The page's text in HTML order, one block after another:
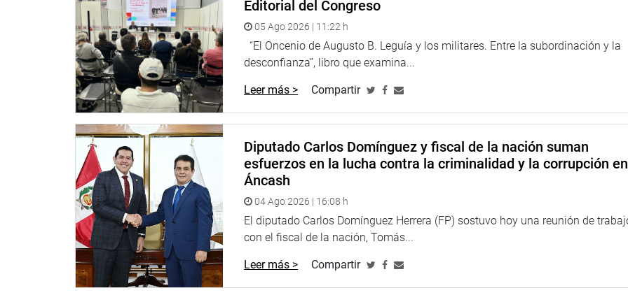
Lima, 15 de diciembre de 2020
DESPACHO CONGRESAL
Editorial del Congreso
05 Ago 2026 | 11:22 h
“El Oncenio de Augusto B. Leguía y los militares. Entre la subordinación y la
desconfianza”, libro que examina...
Leer más > Compartir
Diputado Carlos Domínguez y fiscal de la nación suman
esfuerzos en la lucha contra la criminalidad y la corrupción en
Áncash
04 Ago 2026 | 16:08 h
El diputado Carlos Domínguez Herrera (FP) sostuvo hoy una reunión de
con el fiscal de la nación, Tomás...
Leer más > Compartir